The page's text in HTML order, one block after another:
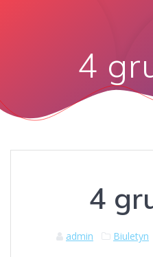
4
4
admin Biuletyn